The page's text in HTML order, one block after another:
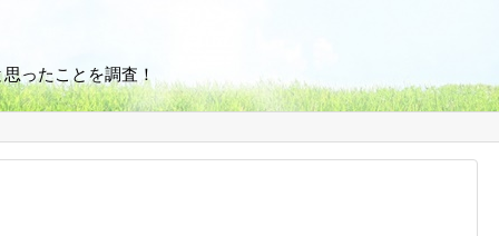
ったことを調査！